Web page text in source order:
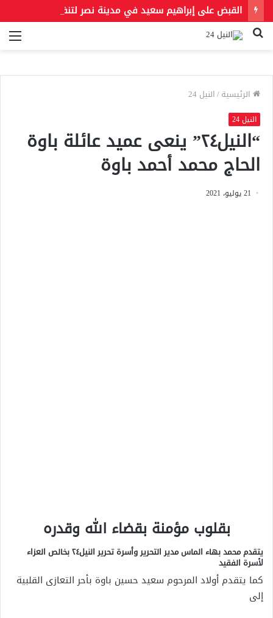
بحث
الرئيسية/النيل 24
النيل 24
“النيل٢٤” ينعى عميد عائلة باوة
الحاج محمد أحمد باوة
21 يوليو، 2021
بقلوب مؤمنة بقضاء الله وقدره
يتقدم محمد بهاء الماس مدير التحرير وأسرة تحرير النيل٢٤ بخالص العزاء
لأسرة الفقيد
كما يتقدم أولاد المرحوم سعيد حسين باوة بأحر التعازى القلبية
إلى